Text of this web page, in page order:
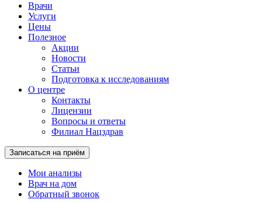
Врачи
Услуги
Цены
Полезное
Акции
Новости
Статьи
Подготовка к исследованиям
О центре
Контакты
Лицензии
Вопросы и ответы
Филиал Нацздрав
Записаться на приём
Мои анализы
Врач на дом
Обратный звонок